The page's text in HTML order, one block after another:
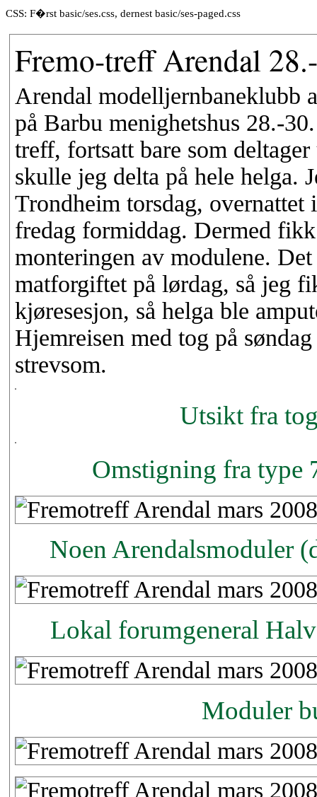
CSS: F�rst basic/ses.css, dernest basic/ses-paged.css
Fremo-treff Arendal
Arendal modelljernbaneklubb
på Barbu menighetshus 28.-
treff, fortsatt bare som
skulle jeg delta på hele helga.
Trondheim torsdag,
fredag formiddag. Dermed
monteringen av modulene.
matforgiftet på lørdag, så jeg
kjøresesjon, så helga ble
Hjemreisen med tog på
strevsom.
Utsikt fra
Omstigning fra type
Noen Arendalsmoduler
Lokal forumgeneral
Moduler